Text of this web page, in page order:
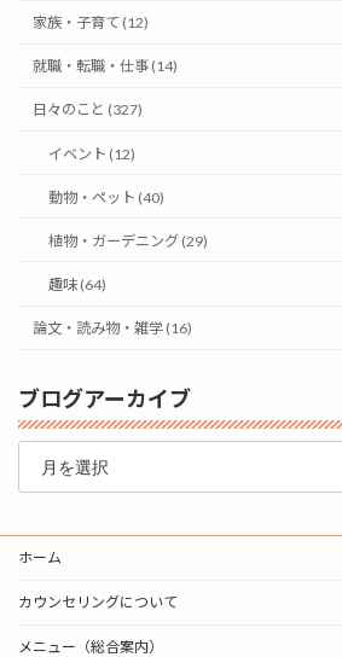
家族・子育て (12)
就職・転職・仕事 (14)
日々のこと (327)
イベント (12)
動物・ペット (40)
植物・ガーデニング (29)
趣味 (64)
論文・読み物・雑学 (16)
ブログアーカイブ
ブ
グ
ー
カ
ブ
ホーム
カウンセリングについて
メニュー（総合案内）